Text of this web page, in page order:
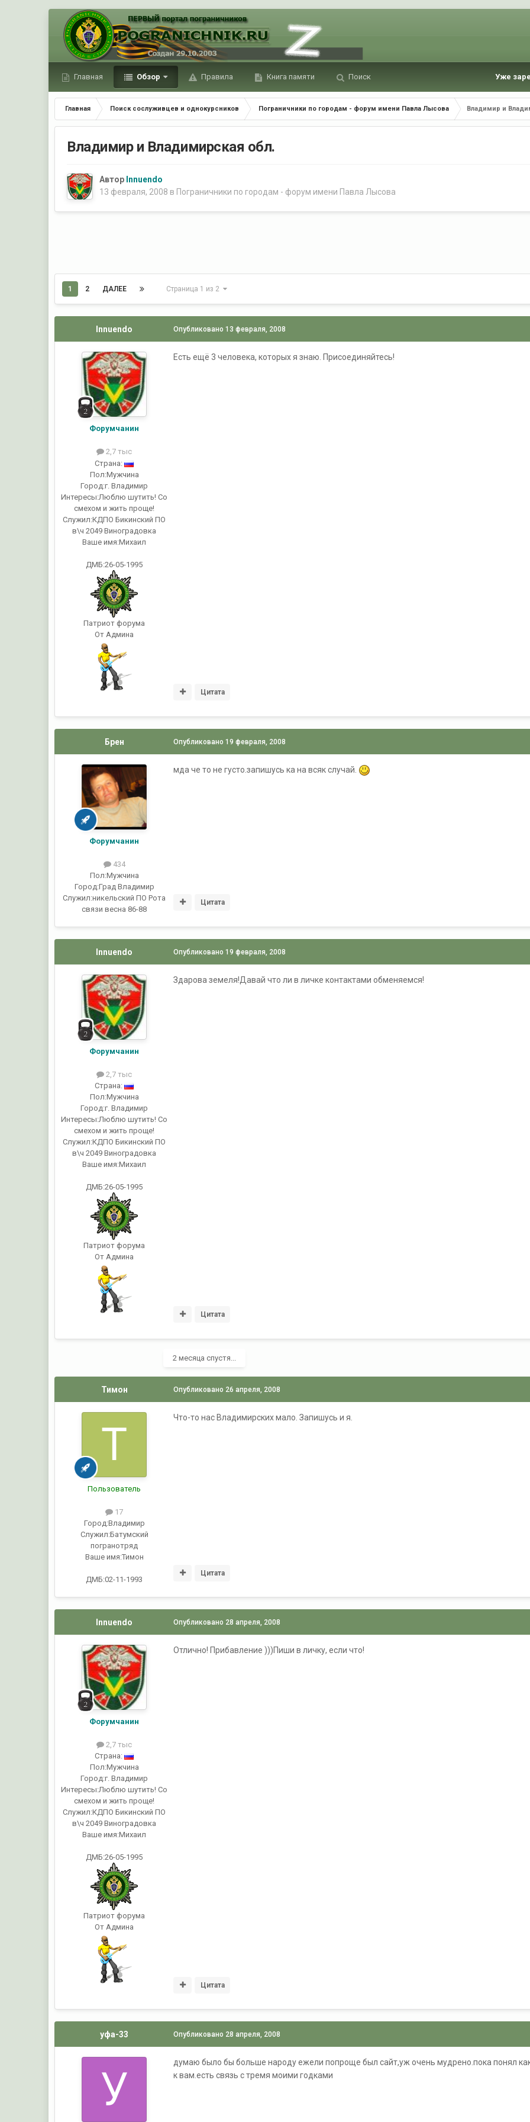
Главная Обзор Правила Книга памяти Поиск Уже
Главная Поиск сослуживцев и однокурсников Пограничники по городам - форум имени Павла Лысова Владимир и
Владимир и Владимирская обл.
Автор Innuendo
13 февраля, 2008 в Пограничники по городам - форум имени Павла Лысова
1 2 ДАЛЕЕ Страница 1 из 2
Innuendo
Форумчанин
2,7 тыс
Страна:
Пол:Мужчина
Город:г. Владимир
Интересы:Люблю шутить! Со
смехом и жить проще!
Служил:КДПО Бикинский ПО
в\ч 2049 Виноградовка
Ваше имя:Михаил
ДМБ:26-05-1995
Патриот форума
От Админа
Опубликовано13 февраля, 2008
Есть ещё 3 человека, которых я знаю. Присоединяйтесь!
Цитата
Брен
Форумчанин
434
Пол:Мужчина
Город:Град Владимир
Служил:никельский ПО Рота
связи весна 86-88
Опубликовано19 февраля, 2008
мда че то не густо.запишусь ка на всяк случай.
Цитата
Innuendo
Форумчанин
2,7 тыс
Страна:
Пол:Мужчина
Город:г. Владимир
Интересы:Люблю шутить! Со
смехом и жить проще!
Служил:КДПО Бикинский ПО
в\ч 2049 Виноградовка
Ваше имя:Михаил
ДМБ:26-05-1995
Патриот форума
От Админа
Опубликовано19 февраля, 2008
Здарова земеля!Давай что ли в личке контактами обменяемся!
Цитата
2 месяца спустя...
Тимон
Пользователь
17
Город:Владимир
Служил:Батумский
погранотряд
Ваше имя:Тимон
ДМБ:02-11-1993
Опубликовано 26 апреля, 2008
Что-то нас Владимирских мало. Запишусь и я.
Цитата
Innuendo
Форумчанин
2,7 тыс
Страна:
Пол:Мужчина
Город:г. Владимир
Интересы:Люблю шутить! Со
смехом и жить проще!
Служил:КДПО Бикинский ПО
в\ч 2049 Виноградовка
Ваше имя:Михаил
ДМБ:26-05-1995
Патриот форума
От Админа
Опубликовано 28 апреля, 2008
Отлично! Прибавление )))Пиши в личку, если что!
Цитата
уфа-33 Опубликовано 28 апреля, 2008
думаю было бы больше народу ежели попроще был сайт,уж очень мудрено.пока понял
к вам.есть связь с тремя моими годками